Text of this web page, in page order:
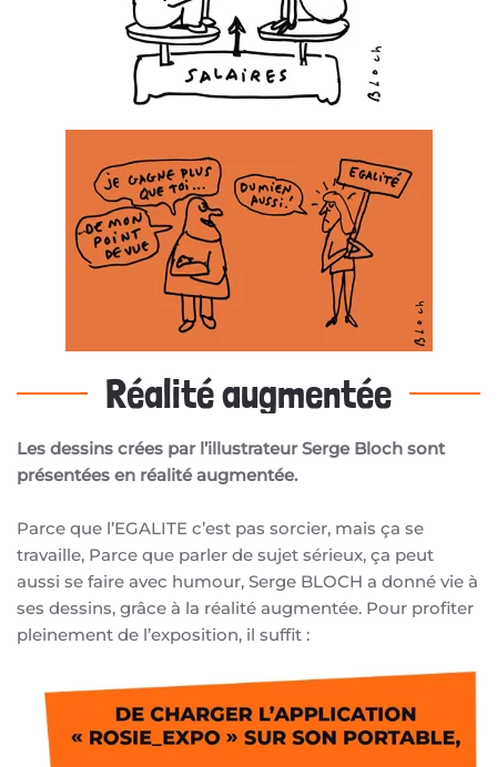
Réalité augmentée
Les dessins crées par l’illustrateur Serge Bloch sont
présentées en réalité augmentée.
Parce que l’EGALITE c’est pas sorcier, mais ça se
travaille, Parce que parler de sujet sérieux, ça peut
aussi se faire avec humour, Serge BLOCH a donné vie à
ses dessins, grâce à la réalité augmentée. Pour profiter
pleinement de l’exposition, il suffit :